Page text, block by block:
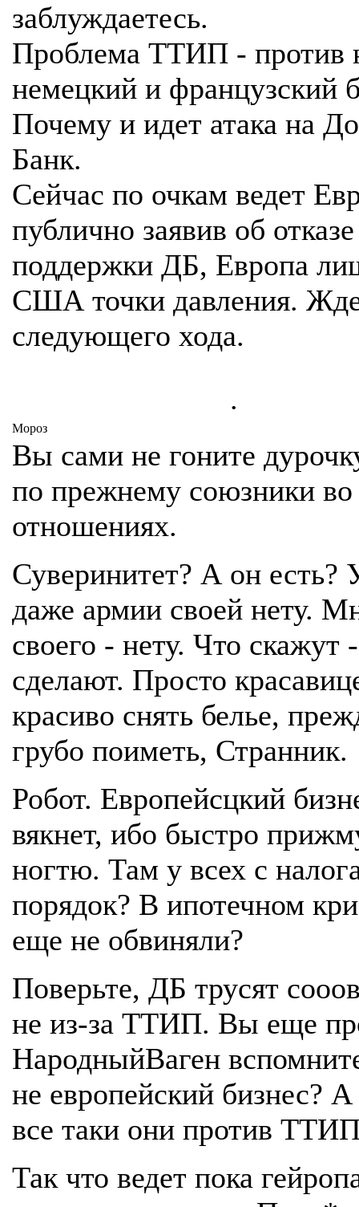
заблуждаетесь.
Проблема ТТИП - против
немецкий и французский
Почему и идет атака на
Банк.
Сейчас по очкам ведет
публично заявив об
поддержки ДБ, Европа
США точки давления.
следующего хода.
.
Мороз
Вы сами не гоните
по прежнему союзники во
отношениях.
Суверинитет? А он есть?
даже армии своей нету.
своего - нету. Что скажут
сделают. Просто
красиво снять белье,
грубо поиметь, Странник.
Робот. Европейсцкий
вякнет, ибо быстро
ногтю. Там у всех с
порядок? В ипотечном
еще не обвиняли?
Поверьте, ДБ трусят
не из-за ТТИП. Вы еще
НародныйВаген
не европейский бизнес?
все таки они против
Так что ведет пока